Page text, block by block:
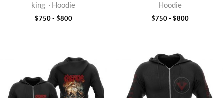
king · Hoodie
$750 - $800
Hoodie
$750 - $800
de
precios:
desde
$750
hasta
de
precios:
desde
$750
hasta